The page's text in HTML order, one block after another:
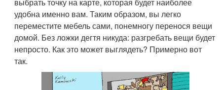
удобна именно вам. Таким образом, вы легко
переместите мебель сами, понемногу перенося вещи
домой. Без ложки дегтя никуда: разгребать вещи будет
непросто. Как это может выглядеть? Примерно вот
так.